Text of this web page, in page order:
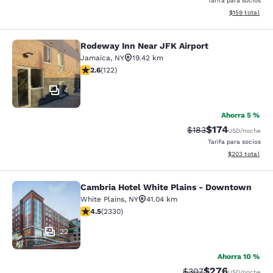
Ver detalles
$159 total
Rodeway Inn Near JFK Airport
4
Rodeway Inn Near JFK Airport
Jamaica, NY
19.42 km
Calificación de 2.57 estrellas. Razonable. 122 reseñas
2.6(122)
Ahorra 5 %
Tarifa tachada:
$183Tarifa reducida:
$174USD/noche
Tarifa para socios
Ver detalles
$203 total
Cambria Hotel White Plains -
22
Cambria Hotel White Plains - Downtown
White Plains, NY
41.04 km
Calificación de 4.54 estrellas. Excelente. 2330
4.5(2330)
Ahorra 10 %
Tarifa tachada:
Tarifa reducida: